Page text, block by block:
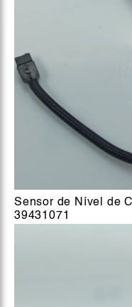
Sensor de Nível de
39431071